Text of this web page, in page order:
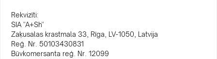
Rekvizīti:
SIA "A+Sh"
Zaķusalas krastmala 33, Rīga, LV-1050, Latvija
Reģ. Nr. 50103430831
Būvkomersanta reģ. Nr. 12099